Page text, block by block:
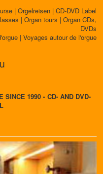
| Orgelreisen | CD-DVD Label
| Organ tours | Organ CDs,
DVDs
| Voyages autour de l'orgue
SINCE 1990 • CD- AND DVD-